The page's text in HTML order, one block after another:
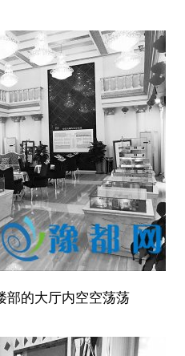
部的大厅内空空荡荡